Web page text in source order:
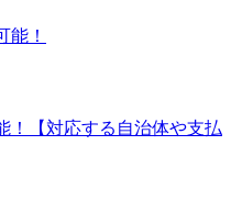
能！
！【対応する自治体や支払